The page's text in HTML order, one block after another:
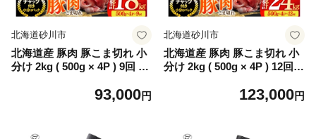
北海道砂川市
北海道産 豚肉 豚こま切れ 小
分け 2kg ( 500g × 4P ) 9回 定
北海道 砂川市 12260978 ] 小
93,000円
北海道砂川市
北海道産 豚肉 豚こま切れ 小
分け 2kg ( 500g × 4P ) 12回
ン 北海道 砂川市 12260979 ]
123,000円